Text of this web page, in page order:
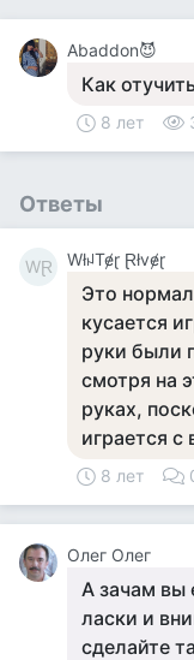
Abaddon😈
Как
8 лет
Ответы
WⱤ WłꈤTɇɽ Ɽłvɇɽ
Это
кусается
руки были
смотря на
руках,
играется
8 лет
Олег Олег
А зачам вы
ласки и
сделайте